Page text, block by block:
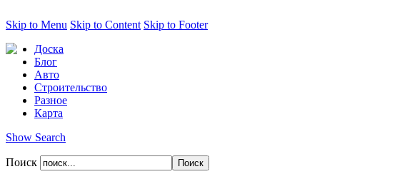
Skip to Menu Skip to Content Skip to Footer
Доска
Блог
Авто
Строительство
Разное
Карта
Show Search
Поиск